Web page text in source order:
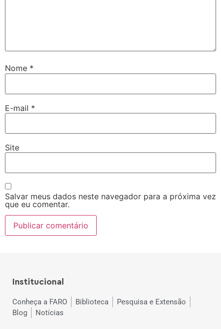
Nome *
E-mail *
Site
Salvar meus dados neste navegador para a próxima vez
que eu comentar.
Institucional
Conheça a FARO Biblioteca
Pesquisa e Extensão
Blog
Notícias